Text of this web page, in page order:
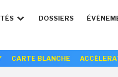
DOSSIERS
CARTE BLANCHE